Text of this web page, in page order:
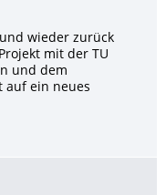
wieder zurück
mit der TU
und dem
auf ein neues